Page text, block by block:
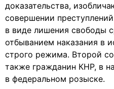
доказательства,
совершении
в виде лишения свободы
отбыванием наказания в
строго режима. Второй
также гражданин КНР, в
в федеральном розыске.